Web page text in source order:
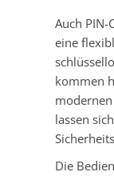
Auch PIN-
eine
kommen
lassen
Die